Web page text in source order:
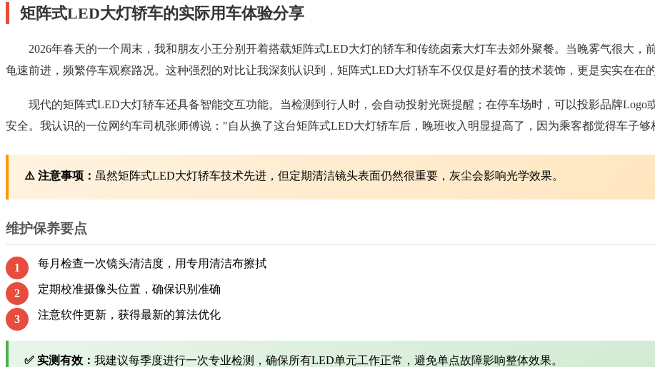
矩阵式LED大灯轿车的实际用车体验分享
2026年春天的一个周末，我和朋友小王分别开着搭载矩阵式LED大灯的轿车和传统卤素大灯车去郊外聚餐。当晚雾气很大，
龟速前进，频繁停车观察路况。这种强烈的对比让我深刻认识到，矩阵式LED大灯轿车不仅仅是好看的技术装饰，更是实实在在的
现代的矩阵式LED大灯轿车还具备智能交互功能。当检测到行人时，会自动投射光斑提醒；在停车场时，可以投影品牌
安全。我认识的一位网约车司机张师傅说："自从换了这台矩阵式LED大灯轿车后，晚班收入明显提高了，因为乘客都觉得车子够
⚠️ 注意事项： 虽然矩阵式LED大灯轿车技术先进，但定期清洁镜头表面仍然很重要，灰尘会影响光学效果。
维护保养要点
1 每月检查一次镜头清洁度，用专用清洁布擦拭
2 定期校准摄像头位置，确保识别准确
3 注意软件更新，获得最新的算法优化
✅ 实测有效： 我建议每季度进行一次专业检测，确保所有LED单元工作正常，避免单点故障影响整体效果。